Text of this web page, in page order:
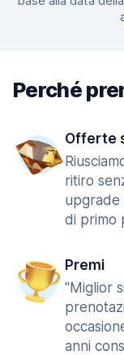
Perché
Offerte
ritiro
upgrade
di primo
Premi
"Miglior
anni